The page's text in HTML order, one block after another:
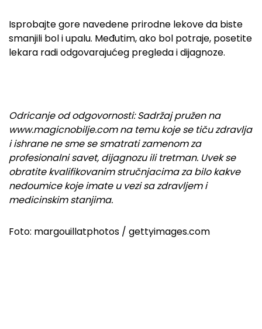
Isprobajte gore navedene prirodne lekove da biste
smanjili bol i upalu. Međutim, ako bol potraje, posetite
lekara radi odgovarajućeg pregleda i dijagnoze.
Odricanje od odgovornosti: Sadržaj pružen na
www.magicnobilje.com na temu koje se tiču zdravlja
i ishrane ne sme se smatrati zamenom za
profesionalni savet, dijagnozu ili tretman. Uvek se
obratite kvalifikovanim stručnjacima za bilo kakve
nedoumice koje imate u vezi sa zdravljem i
medicinskim stanjima.
Foto: margouillatphotos / gettyimages.com